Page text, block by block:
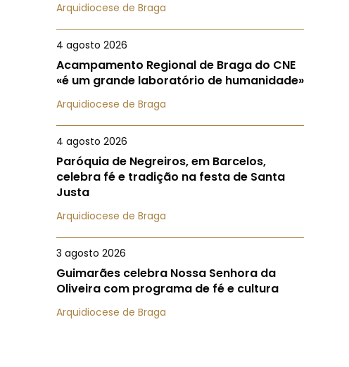
Arquidiocese de Braga
4 agosto 2026
Acampamento Regional de Braga do CNE
«é um grande laboratório de humanidade»
Arquidiocese de Braga
4 agosto 2026
Paróquia de Negreiros, em Barcelos,
celebra fé e tradição na festa de Santa
Justa
Arquidiocese de Braga
3 agosto 2026
Guimarães celebra Nossa Senhora da
Oliveira com programa de fé e cultura
Arquidiocese de Braga